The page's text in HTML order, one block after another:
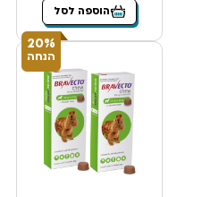
הוספה לסל
20%
הנחה